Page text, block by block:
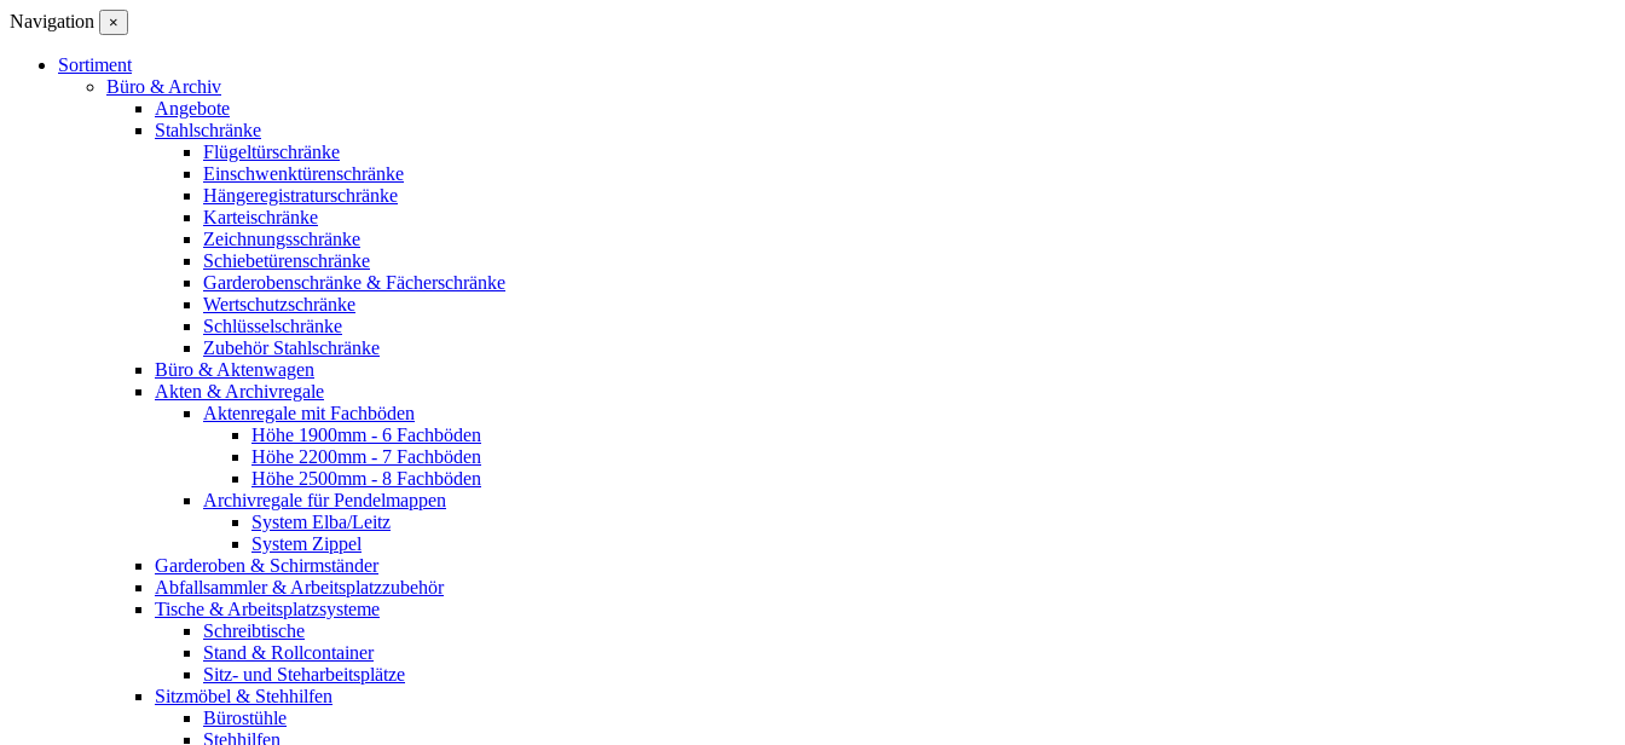
Navigation ×
Sortiment
Büro & Archiv
Angebote
Stahlschränke
Flügeltürschränke
Einschwenktürenschränke
Hängeregistraturschränke
Karteischränke
Zeichnungsschränke
Schiebetürenschränke
Garderobenschränke & Fächerschränke
Wertschutzschränke
Schlüsselschränke
Zubehör Stahlschränke
Büro & Aktenwagen
Akten & Archivregale
Aktenregale mit Fachböden
Höhe 1900mm - 6 Fachböden
Höhe 2200mm - 7 Fachböden
Höhe 2500mm - 8 Fachböden
Archivregale für Pendelmappen
System Elba/Leitz
System Zippel
Garderoben & Schirmständer
Abfallsammler & Arbeitsplatzzubehör
Tische & Arbeitsplatzsysteme
Schreibtische
Stand & Rollcontainer
Sitz- und Steharbeitsplätze
Sitzmöbel & Stehhilfen
Bürostühle
Stehhilfen